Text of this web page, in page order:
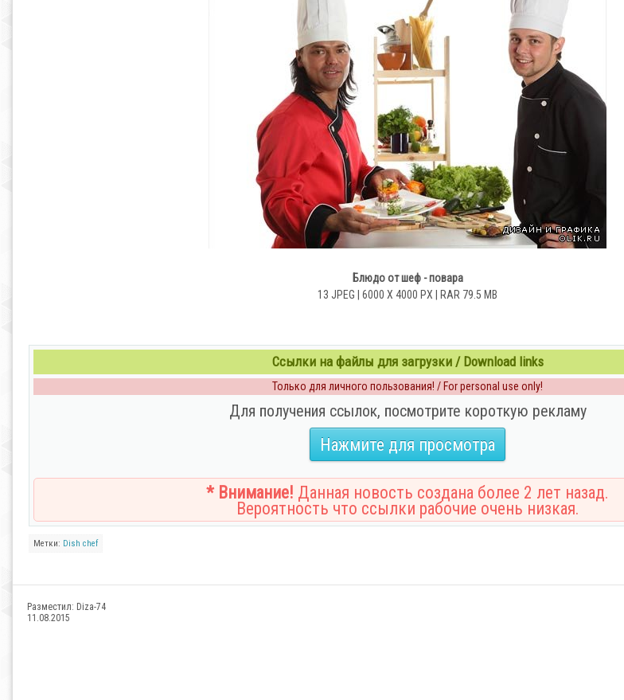
Блюдо от шеф - повара
13 JPEG | 6000 X 4000 PX | RAR 79.5 MB
Ссылки на файлы для загрузки / Download links
Только для личного пользования! / For personal use only!
Для получения ссылок, посмотрите короткую рекламу
Нажмите для просмотра
* Внимание! Данная новость создана более 2 лет назад.
Вероятность что ссылки рабочие очень низкая.
Метки: Dish chef
Разместил: Diza-74
11.08.2015